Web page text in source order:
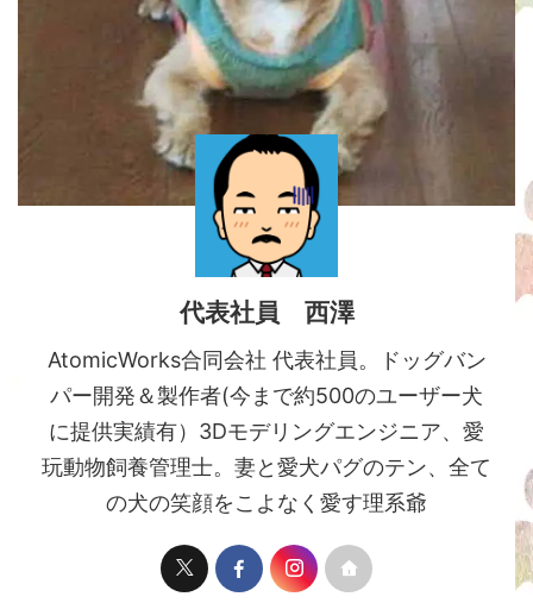
代表社員 西澤
AtomicWorks合同会社 代表社員。ドッグバン
パー開発＆製作者(今まで約500のユーザー犬
に提供実績有）3Dモデリングエンジニア、愛
玩動物飼養管理士。妻と愛犬パグのテン、全て
の犬の笑顔をこよなく愛す理系爺